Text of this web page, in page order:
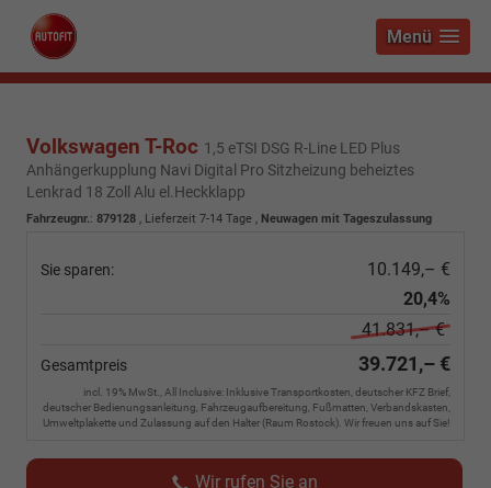
Menü
Volkswagen T-Roc 1,5 eTSI DSG R-Line LED Plus
Anhängerkupplung Navi Digital Pro Sitzheizung beheiztes
Lenkrad 18 Zoll Alu el.Heckklapp
Fahrzeugnr.: 879128 , Lieferzeit 7-14 Tage , Neuwagen mit Tageszulassung
Sie sparen:
10.149,– €
20,4%
41.831,– €
Gesamtpreis 39.721,– €
incl. 19% MwSt., All Inclusive: Inklusive Transportkosten, deutscher KFZ Brief,
deutscher Bedienungsanleitung, Fahrzeugaufbereitung, Fußmatten, Verbandskasten,
Umweltplakette und Zulassung auf den Halter (Raum Rostock). Wir freuen uns auf Sie!
Wir rufen Sie an